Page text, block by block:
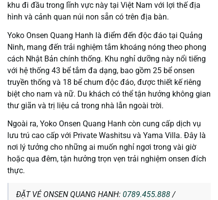
khu đi đầu trong lĩnh vực này tại Việt Nam với lợi thế địa
hình và cảnh quan núi non sẵn có trên địa bàn.
Yoko Onsen Quang Hanh là điểm đến độc đáo tại Quảng
Ninh, mang đến trải nghiệm tắm khoáng nóng theo phong
cách Nhật Bản chính thống. Khu nghỉ dưỡng này nổi tiếng
với hệ thống 43 bể tắm đa dạng, bao gồm 25 bể onsen
truyền thống và 18 bể chum độc đáo, được thiết kế riêng
biệt cho nam và nữ. Du khách có thể tận hưởng không gian
thư giãn và trị liệu cả trong nhà lẫn ngoài trời.
Ngoài ra, Yoko Onsen Quang Hanh còn cung cấp dịch vụ
lưu trú cao cấp với Private Washitsu và Yama Villa. Đây là
nơi lý tưởng cho những ai muốn nghỉ ngơi trong vài giờ
hoặc qua đêm, tận hưởng trọn vẹn trải nghiệm onsen đích
thực.
ĐẶT VÉ ONSEN QUANG HANH: 0789.455.888/